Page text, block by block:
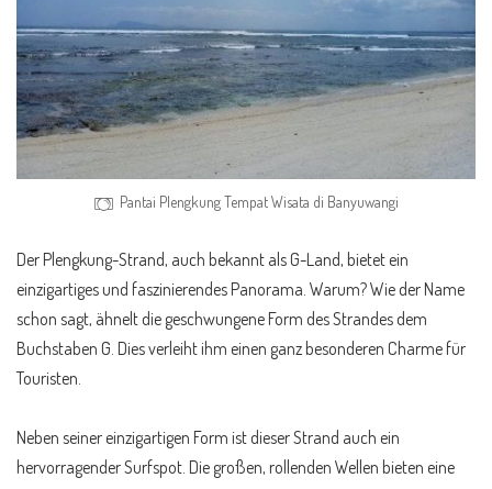
Pantai Plengkung Tempat Wisata di Banyuwangi
Der Plengkung-Strand, auch bekannt als G-Land, bietet ein
einzigartiges und faszinierendes Panorama. Warum? Wie der Name
schon sagt, ähnelt die geschwungene Form des Strandes dem
Buchstaben G. Dies verleiht ihm einen ganz besonderen Charme für
Touristen.
Neben seiner einzigartigen Form ist dieser Strand auch ein
hervorragender Surfspot. Die großen, rollenden Wellen bieten eine